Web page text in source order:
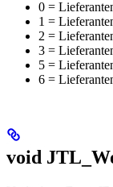
0 =
1 =
2 =
3 =
5 =
6 =
void